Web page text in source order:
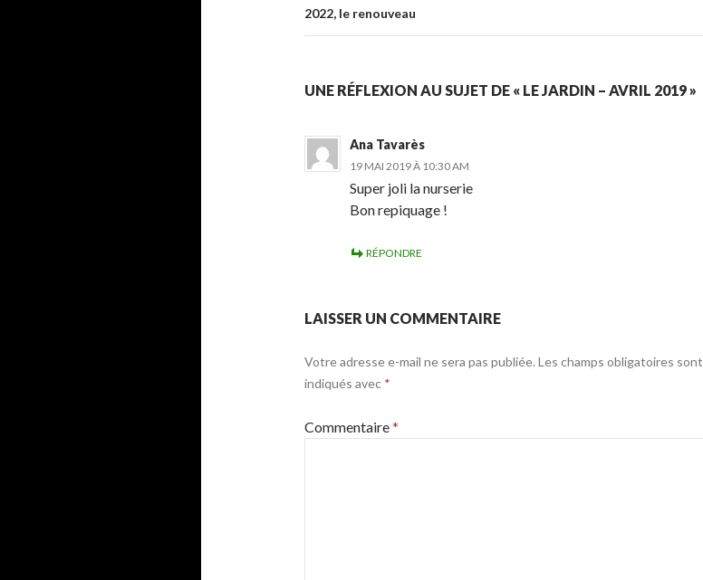
2022, le renouveau
UNE RÉFLEXION AU SUJET DE « LE JARDIN – AVRIL 2019 »
Ana Tavarès
19 MAI 2019 À 10:30 AM
Super joli la nurserie
Bon repiquage !
RÉPONDRE
LAISSER UN COMMENTAIRE
Votre adresse e-mail ne sera pas publiée. Les champs obligatoires sont
indiqués avec *
Commentaire*